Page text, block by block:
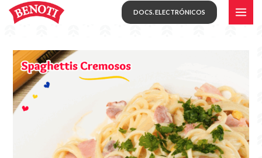
Skip
DOCS. ELECTRÓNICOS